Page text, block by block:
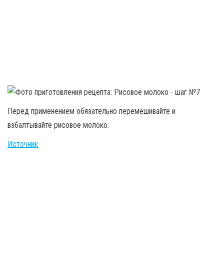
Перед применением обязательно перемешивайте и
взбалтывайте рисовое молоко.
Источник